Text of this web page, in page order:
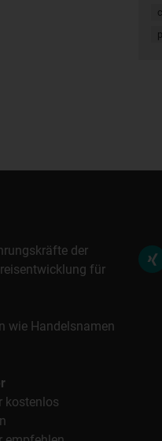
der
für
wie Handelsnamen
kostenlos